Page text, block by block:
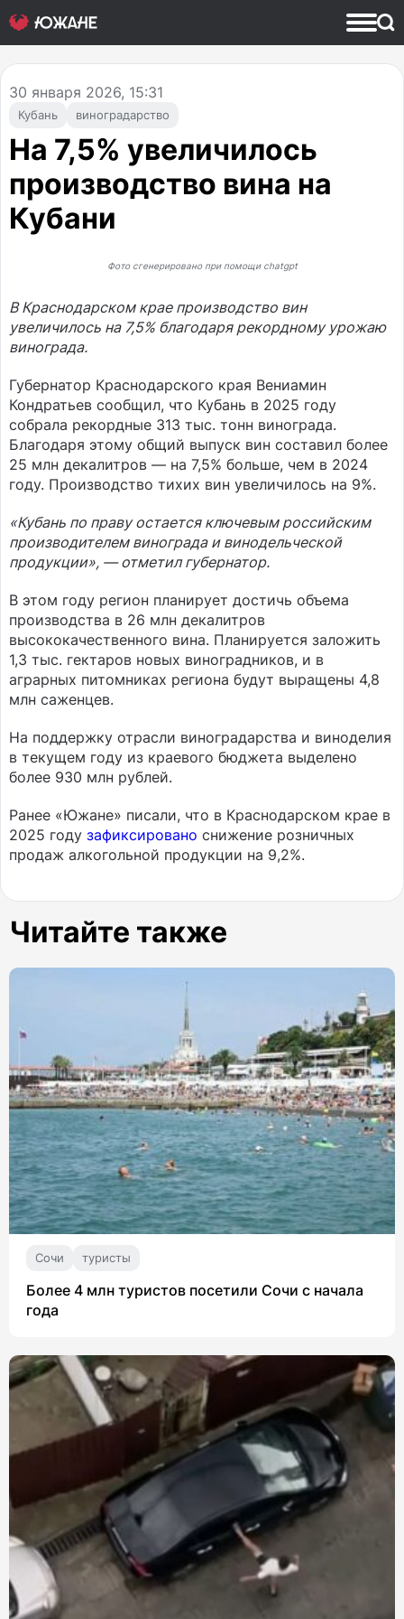
Кубань виноградарство
30 января 2026, 15:31
На 7,5% увеличилось
производство вина на
Кубани
Фото сгенерировано при помощи chatgpt
В Краснодарском крае производство вин
увеличилось на 7,5% благодаря рекордному урожаю
винограда.
Губернатор Краснодарского края Вениамин
Кондратьев сообщил, что Кубань в 2025 году
собрала рекордные 313 тыс. тонн винограда.
Благодаря этому общий выпуск вин составил более
25 млн декалитров — на 7,5% больше, чем в 2024
году. Производство тихих вин увеличилось на 9%.
«Кубань по праву остается ключевым российским
производителем винограда и винодельческой
продукции», — отметил губернатор.
В этом году регион планирует достичь объема
производства в 26 млн декалитров
высококачественного вина. Планируется заложить
1,3 тыс. гектаров новых виноградников, и в
аграрных питомниках региона будут выращены 4,8
млн саженцев.
На поддержку отрасли виноградарства и виноделия
в текущем году из краевого бюджета выделено
более 930 млн рублей.
Ранее «Южане» писали, что в Краснодарском крае в
2025 году зафиксировано снижение розничных
продаж алкогольной продукции на 9,2%.
Читайте также
Сочи туристы
Более 4 млн туристов посетили Сочи с начала
года